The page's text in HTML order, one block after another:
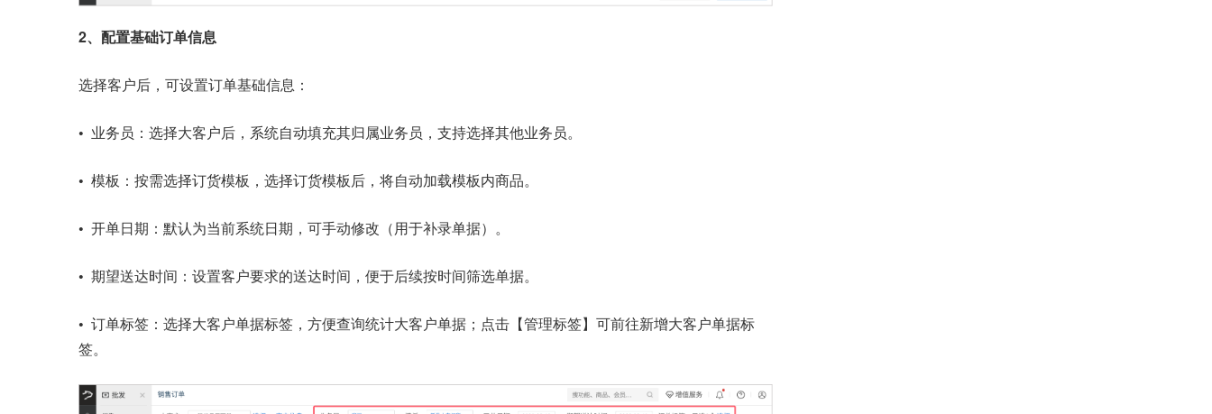
2、配置基础订单信息
选择客户后，可设置订单基础信息：
• 业务员：选择大客户后，系统自动填充其归属业务员，支持选择其他业务员。
• 模板：按需选择订货模板，选择订货模板后，将自动加载模板内商品。
• 开单日期：默认为当前系统日期，可手动修改（用于补录单据）。
• 期望送达时间：设置客户要求的送达时间，便于后续按时间筛选单据。
• 订单标签：选择大客户单据标签，方便查询统计大客户单据；点击【管理标签】可前往新增大客户单据标
签。